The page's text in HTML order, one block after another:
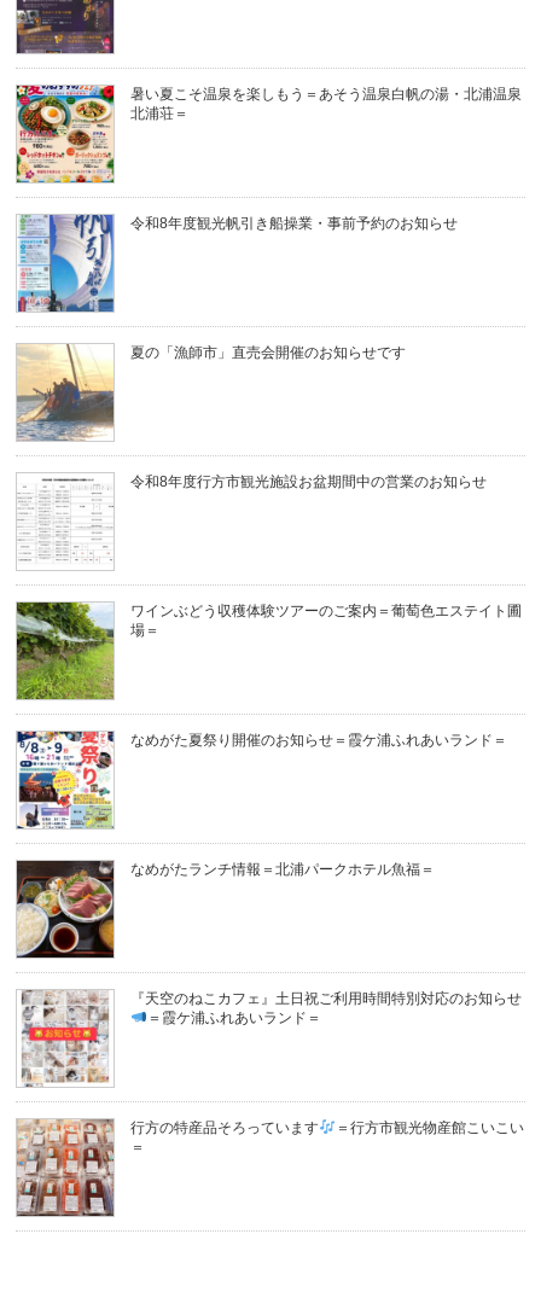
暑い夏こそ温泉を楽しもう＝あそう温泉白帆の湯・北浦温泉
北浦荘＝
令和8年度観光帆引き船操業・事前予約のお知らせ
夏の「漁師市」直売会開催のお知らせです
令和8年度行方市観光施設お盆期間中の営業のお知らせ
ワインぶどう収穫体験ツアーのご案内＝葡萄色エステイト圃
場＝
なめがた夏祭り開催のお知らせ＝霞ケ浦ふれあいランド＝
なめがたランチ情報＝北浦パークホテル魚福＝
『天空のねこカフェ』土日祝ご利用時間特別対応のお知らせ
＝霞ケ浦ふれあいランド＝
行方の特産品そろっています
＝行方市観光物産館こいこい
＝